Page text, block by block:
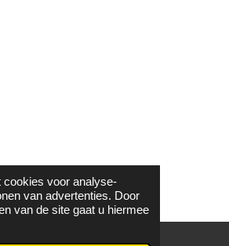
cookies voor analyse-
van advertenties. Door
van de site gaat u hiermee